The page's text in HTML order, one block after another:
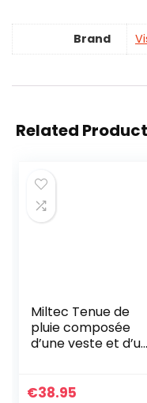
Brand
Related
Miltec Tenue de
pluie composée
d’une veste et d’un
€38.95